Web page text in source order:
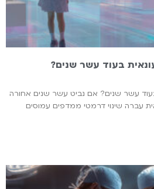
בעוד עשר שנים?
עשר שנים? אם נביט עשר שנים אחורה
עברה שינוי דרמטי ממדפים עמוסים